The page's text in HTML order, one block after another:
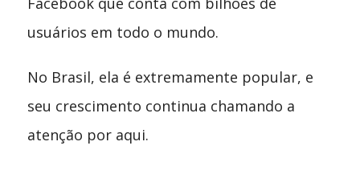
usuários em todo o mundo.
No Brasil, ela é extremamente popular, e
seu crescimento continua chamando a
atenção por aqui.